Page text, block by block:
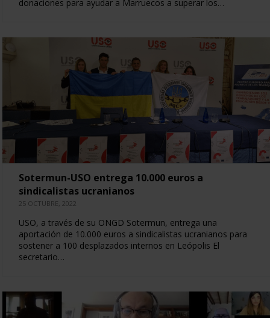
donaciones para ayudar a Marruecos a superar los…
Sotermun-USO entrega 10.000 euros a
sindicalistas ucranianos
25 OCTUBRE, 2022
USO, a través de su ONGD Sotermun, entrega una
aportación de 10.000 euros a sindicalistas ucranianos para
sostener a 100 desplazados internos en Leópolis El
secretario…